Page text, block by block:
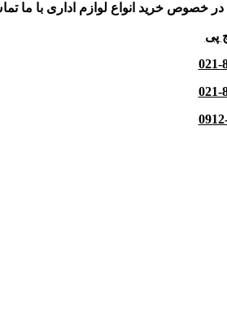
خصوص خرید انواع لوازم اداری با ما
پی
021-
021-